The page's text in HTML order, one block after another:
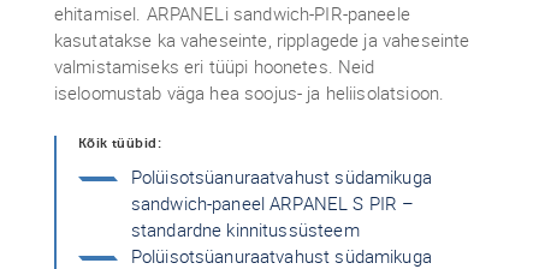
ehitamisel. ARPANELi sandwich-PIR-paneele
kasutatakse ka vaheseinte, ripplagede ja vaheseinte
valmistamiseks eri tüüpi hoonetes. Neid
iseloomustab väga hea soojus- ja heliisolatsioon.
Kõik tüübid:
Polüisotsüanuraatvahust südamikuga
sandwich-paneel ARPANEL S PIR –
standardne kinnitussüsteem
Polüisotsüanuraatvahust südamikuga